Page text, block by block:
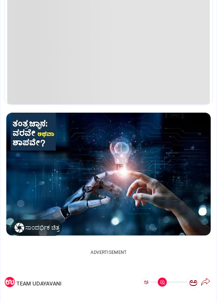
ಸಾಂದರ್ಭಿಕ ಚಿತ್ರ
ADVERTISEMENT
TEAM UDAYAVANI ಅ ಅ